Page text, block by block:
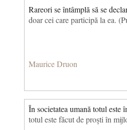
Rareori se întâmplă să se
doar cei care participă la ea.
Maurice Druon
În societatea umană totul este
totul este făcut de proşti în